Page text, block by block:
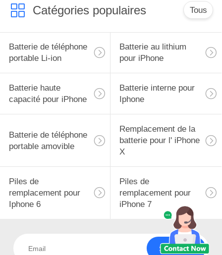
Catégories populaires Tous
Batterie de téléphone
portable Li-ion
Batterie au lithium
pour iPhone
Batterie haute
capacité pour iPhone
Batterie interne pour
Iphone
Batterie de téléphone
portable amovible
Remplacement de la
batterie pour l' iPhone
X
Piles de
remplacement pour
Iphone 6
Piles de
remplacement pour
iPhone 7
Souscrivez